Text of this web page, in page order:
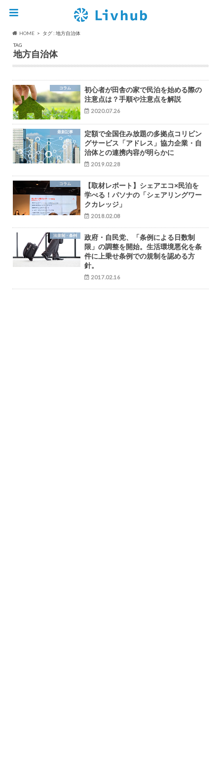
HOME
タグ : 地方自治体
TAG
地方自治体
コラム
初心者が田舎の家で民泊を始める際の
注意点は？手順や注意点を解説
2020.07.26
最新記事
定額で全国住み放題の多拠点コリビン
グサービス「アドレス」協力企業・自
治体との連携内容が明らかに
2019.02.28
コラム
【取材レポート】シェアエコ×民泊を
学べる！パソナの「シェアリングワー
クカレッジ」
2018.02.08
法規制・条例
政府・自民党、「条例による日数制
限」の調整を開始。生活環境悪化を条
件に上乗せ条例での規制を認める方
針。
2017.02.16